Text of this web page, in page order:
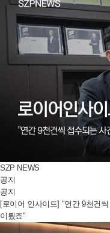
SZP NEWS
공지
공지
[로이어 인사이드] "연간 9천건
이뤘죠"